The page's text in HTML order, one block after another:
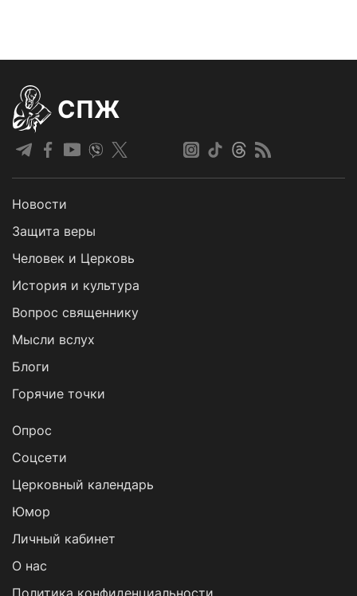
СПЖ
Новости
Защита веры
Человек и Церковь
История и культура
Вопрос священнику
Мысли вслух
Блоги
Горячие точки
Опрос
Cоцсети
Церковный календарь
Юмор
Личный кабинет
О нас